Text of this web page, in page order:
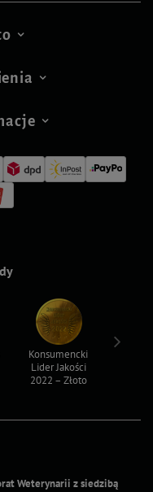
Weterynarii z siedzibą
Konsumencki
Lider Jakości
2022 – Złoto